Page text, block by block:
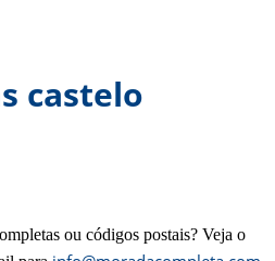
castelo
ou códigos postais? Veja o